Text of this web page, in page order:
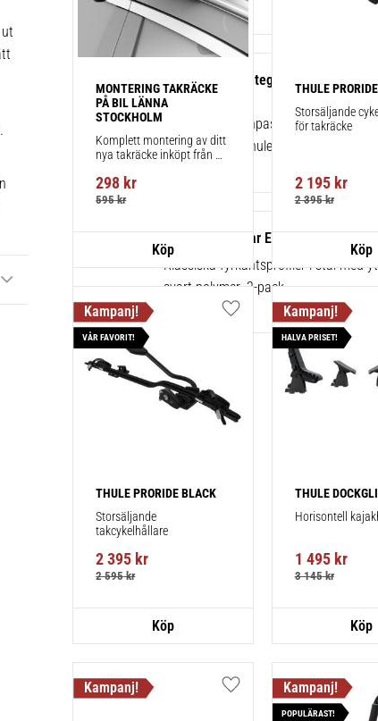
1 st
Thule Kitsats integrerad reling/flush
pack – 186074
Fordonsunikt anpassningskit för
takräcke från Thule.
Thule SquareBar Evo 127 cm 2-pack
Klassiska fyrkantsprofiler i stål med
svart polymer. 2-pack.
MONTERING TAKRÄCKE
PÅ BIL LÄNNA
STOCKHOLM
Komplett montering av ditt
nya takräcke inköpt från
montering på din bil.
298 kr
595kr
THULE PRORIDE
Storsäljande
för takräcke
2 195kr
2 395kr
THULE PRORIDE BLACK
Storsäljande
takcykelhållare
2 395 kr
2 595kr
VÅR FAVORIT!
Lägg till i favoriter
THULE
Horisontell
1 495kr
3 145kr
HALVA PRISET!
Lägg till i favoriter
POPULÄRAST!